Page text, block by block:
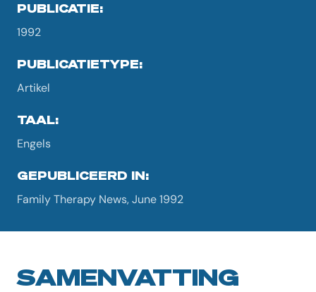
PUBLICATIE:
1992
PUBLICATIETYPE:
Artikel
TAAL:
Engels
GEPUBLICEERD IN:
Family Therapy News, June 1992
SAMENVATTING